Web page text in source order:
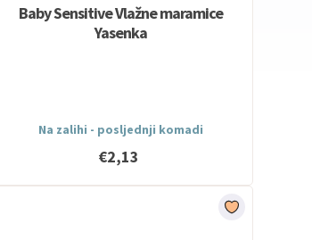
Baby Sensitive Vlažne maramice
Yasenka
Na zalihi - posljednji komadi
€2,13